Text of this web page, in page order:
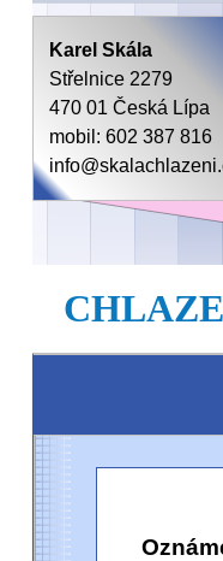
Karel Skála
Střelnice 2279
470 01 Česká Lípa
mobil: 602 387 816